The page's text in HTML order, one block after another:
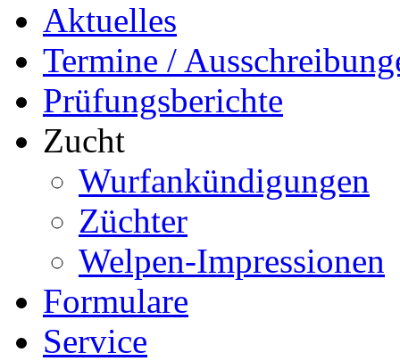
Aktuelles
Termine /
Prüfungsberichte
Zucht
Wurfankündigungen
Züchter
Welpen-Impressionen
Formulare
Service